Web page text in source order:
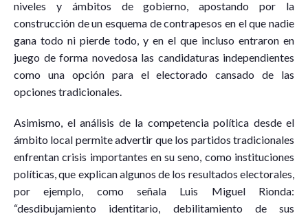
niveles y ámbitos de gobierno, apostando por la
construcción de un esquema de contrapesos en el que nadie
gana todo ni pierde todo, y en el que incluso entraron en
juego de forma novedosa las candidaturas independientes
como una opción para el electorado cansado de las
opciones tradicionales.
Asimismo, el análisis de la competencia política desde el
ámbito local permite advertir que los partidos tradicionales
enfrentan crisis importantes en su seno, como instituciones
políticas, que explican algunos de los resultados electorales,
por ejemplo, como señala Luis Miguel Rionda:
“desdibujamiento identitario, debilitamiento de sus